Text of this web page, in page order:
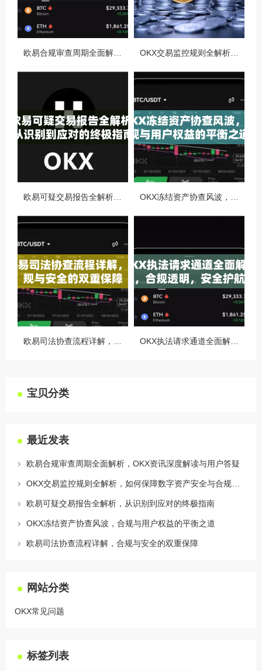
宝贝分类
最近发表
欧易合规审查周期全面解析，OKX资讯深度解读与用户答疑
欧易可疑交易报告全解析，从识别到应对的终极指南
OKX冻结资产协查风波，合规与用户权益的平衡之道
欧易司法协查流程详解，合规与安全的双重保障
网站分类
OKX常见问题
标签列表